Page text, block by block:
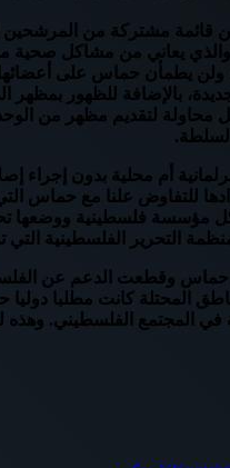
ضمن قائمة مشتركة من
ولن يطمأن حماس على
بالإضافة للظهور بمظهر
لتقديم مظهر من
برلمانية أم محلية بدون
للتفاوض علنا مع حماس
كل مؤسسة فلسطينية
التحرير الفلسطينية
وقطعت الدعم عن
المحتلة كانت مطلبا
الفلسطيني. وهذه